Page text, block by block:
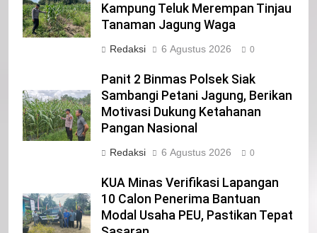
Kampung Teluk Merempan Tinjau
Tanaman Jagung Waga
Redaksi 6 Agustus 2026 0
Panit 2 Binmas Polsek Siak
Sambangi Petani Jagung, Berikan
Motivasi Dukung Ketahanan
Pangan Nasional
Redaksi 6 Agustus 2026 0
KUA Minas Verifikasi Lapangan
10 Calon Penerima Bantuan
Modal Usaha PEU, Pastikan Tepat
22
NORMAN SILITONGA CALEG DPRD
PROVINSI DKI JAKARTA
23
NURGARAHA HARPAL NOVTEN, SH
CALON ANGGOTA DPRD PROVINSI
DKI JAKARTA
IKLAN
1
Pimpinan Beserta Anggota DPRD